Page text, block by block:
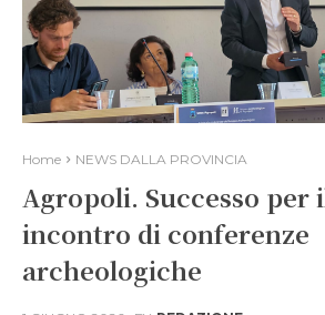
Home NEWS DALLA PROVINCIA
Agropoli. Successo per
incontro di conferenze
archeologiche